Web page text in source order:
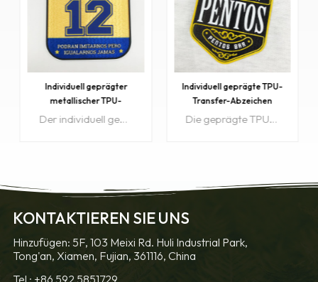
Individuell geprägte TPU-
Transfer-Abzeichen
Die geprägte TPU-Wärmeübertragungsbeschichtung vermittelt dem Benutzer ein hartes Handgefühl und ein 3D-Gefühl.
ERFAHREN SIE
Benutzerdefiniertes TPU-
Wärmeübertragungsabzeichen
TPU-Wärmeübertragung verleiht dem Benutzer ein hartes Handgefühl und ein 3D-Gefühl.
ERFAHREN SIE
KONTAKTIEREN SIE UNS
Hinzufügen: 5F, 103 Meixi Rd. Huli Industrial Park,
Tong'an, Xiamen, Fujian, 361116, China
Tel : +86 592 5851729